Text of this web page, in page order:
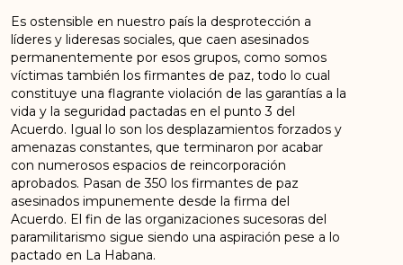
Es ostensible en nuestro país la desprotección a
líderes y lideresas sociales, que caen asesinados
permanentemente por esos grupos, como somos
víctimas también los firmantes de paz, todo lo cual
constituye una flagrante violación de las garantías a la
vida y la seguridad pactadas en el punto 3 del
Acuerdo. Igual lo son los desplazamientos forzados y
amenazas constantes, que terminaron por acabar
con numerosos espacios de reincorporación
aprobados. Pasan de 350 los firmantes de paz
asesinados impunemente desde la firma del
Acuerdo. El fin de las organizaciones sucesoras del
paramilitarismo sigue siendo una aspiración pese a lo
pactado en La Habana.